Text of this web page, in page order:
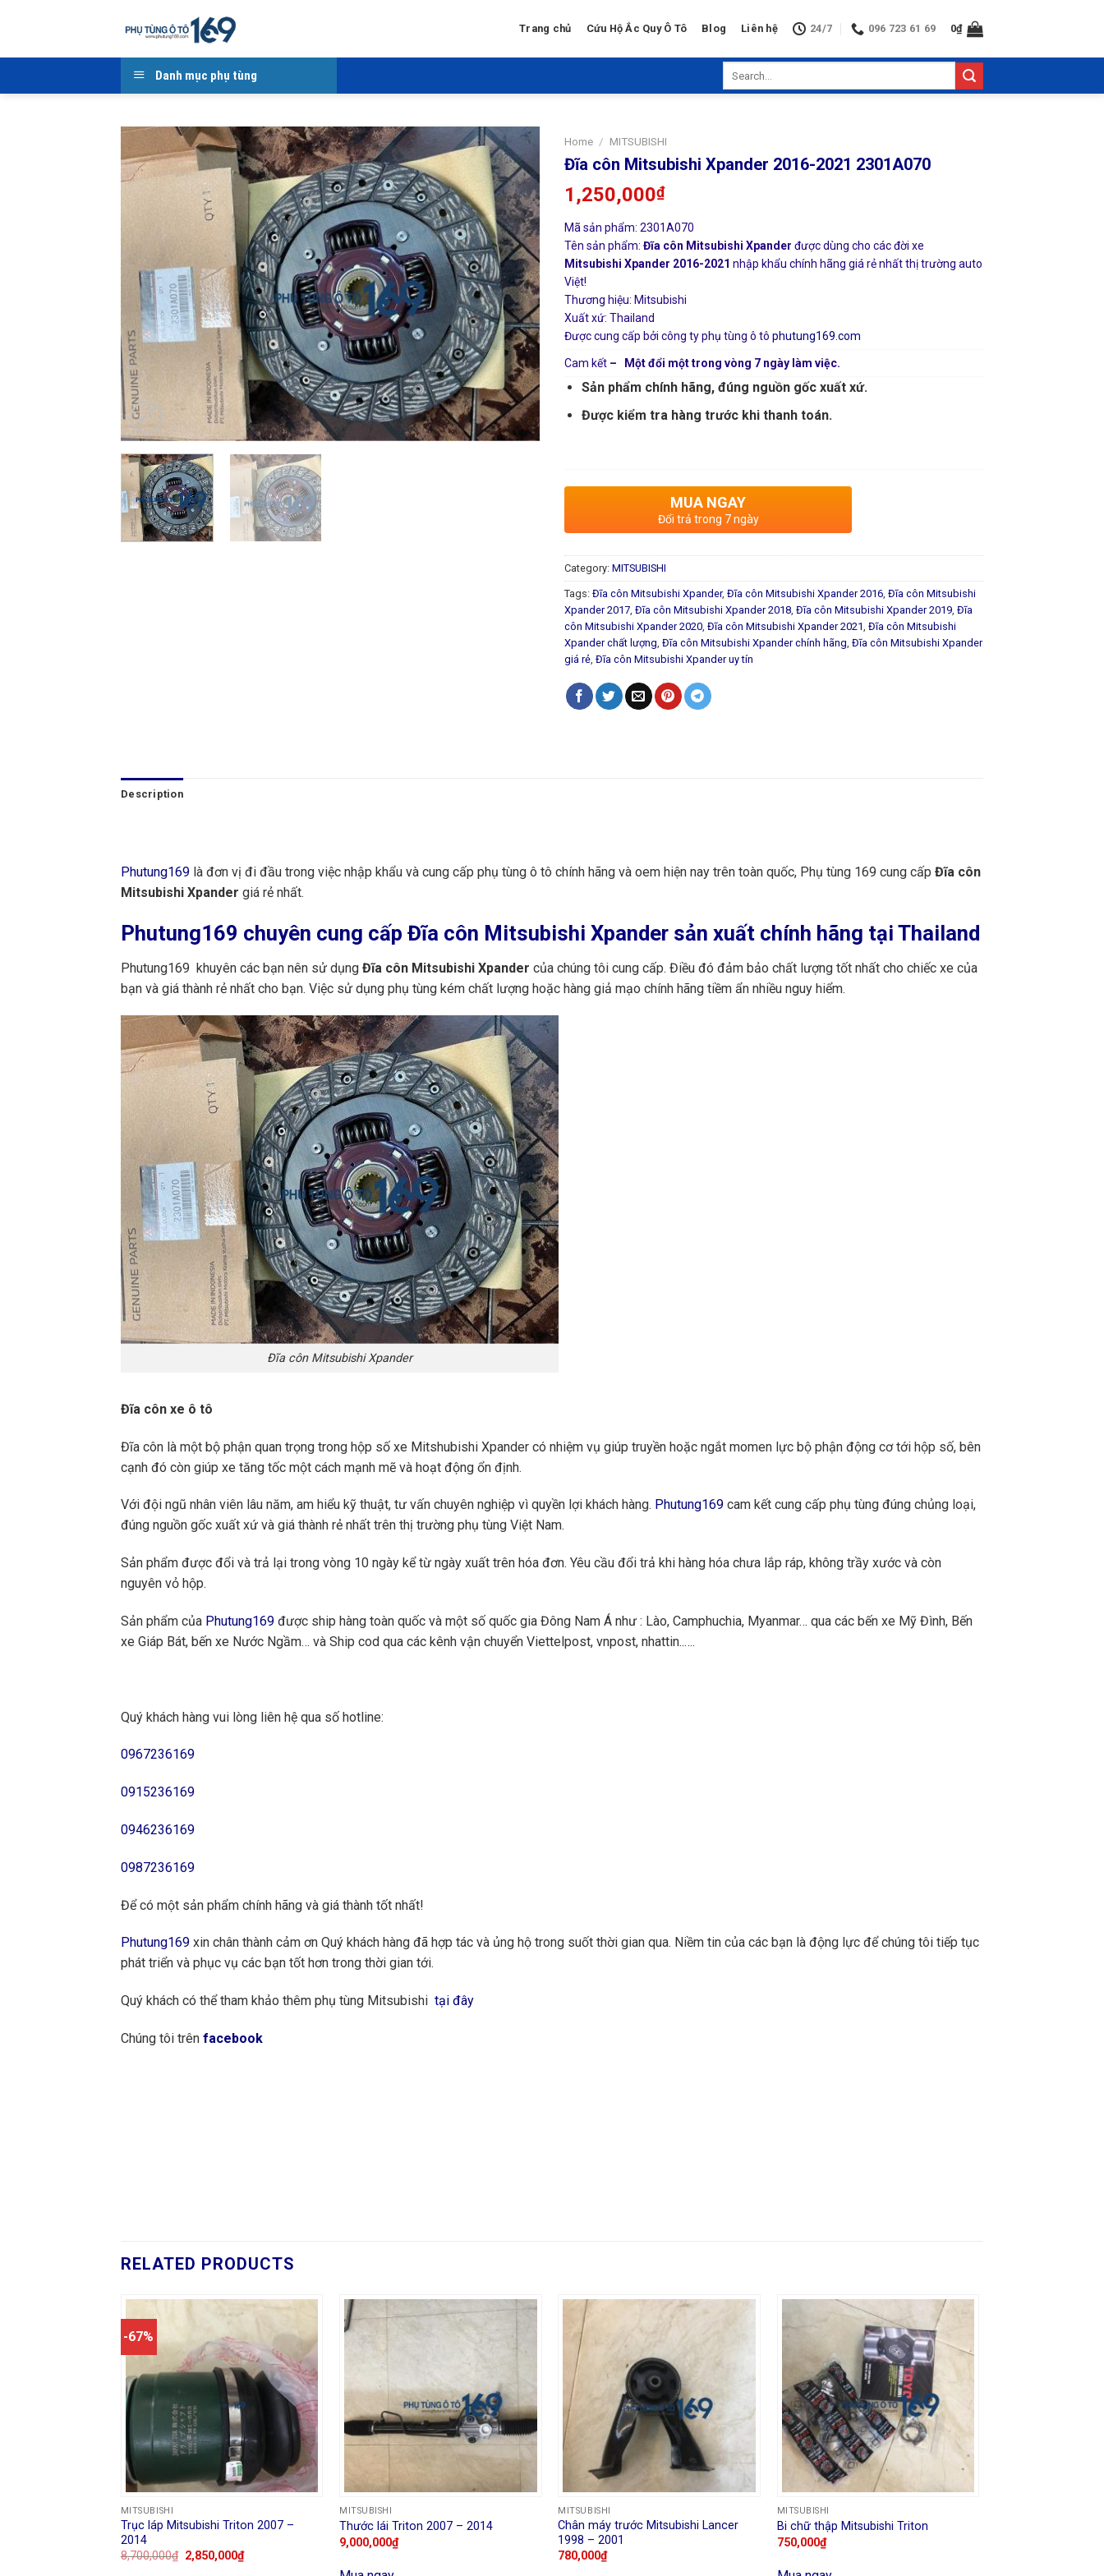
Trang chủ Cứu Hộ Ắc Quy Ô Tô Blog Liên hệ 24/7 096 723 61 69 0₫
Danh mục phụ tùng
Home / MITSUBISHI
Đĩa côn Mitsubishi Xpander 2016-2021 2301A070
1,250,000₫
Mã sản phẩm: 2301A070
Tên sản phẩm: Đĩa côn Mitsubishi Xpander được dùng cho các đời xe
Mitsubishi Xpander 2016-2021 nhập khẩu chính hãng giá rẻ nhất thị trường auto
Việt!
Thương hiệu: Mitsubishi
Xuất xứ: Thailand
Được cung cấp bởi công ty phụ tùng ô tô phutung169.com
Cam kết – Một đổi một trong vòng 7 ngày làm việc.
Sản phẩm chính hãng, đúng nguồn gốc xuất xứ.
Được kiểm tra hàng trước khi thanh toán.
MUA NGAY
Đổi trả trong 7 ngày
Category: MITSUBISHI
Tags: Đĩa côn Mitsubishi Xpander, Đĩa côn Mitsubishi Xpander 2016, Đĩa côn Mitsubishi
Xpander 2017, Đĩa côn Mitsubishi Xpander 2018, Đĩa côn Mitsubishi Xpander 2019, Đĩa
côn Mitsubishi Xpander 2020, Đĩa côn Mitsubishi Xpander 2021, Đĩa côn Mitsubishi
Xpander chất lượng, Đĩa côn Mitsubishi Xpander chính hãng, Đĩa côn Mitsubishi Xpander
giá rẻ, Đĩa côn Mitsubishi Xpander uy tín
Description
Phutung169 là đơn vị đi đầu trong việc nhập khẩu và cung cấp phụ tùng ô tô chính hãng và oem hiện nay trên toàn quốc, Phụ tùng 169 cung cấp Đĩa côn
Mitsubishi Xpander giá rẻ nhất.
Phutung169 chuyên cung cấp Đĩa côn Mitsubishi Xpander sản xuất chính hãng tại Thailand
Phutung169 khuyên các bạn nên sử dụng Đĩa côn Mitsubishi Xpander của chúng tôi cung cấp. Điều đó đảm bảo chất lượng tốt nhất cho chiếc xe của
bạn và giá thành rẻ nhất cho bạn. Việc sử dụng phụ tùng kém chất lượng hoặc hàng giả mạo chính hãng tiềm ẩn nhiều nguy hiểm.
Đĩa côn Mitsubishi Xpander
Đĩa côn xe ô tô
Đĩa côn là một bộ phận quan trọng trong hộp số xe Mitshubishi Xpander có nhiệm vụ giúp truyền hoặc ngắt momen lực bộ phận động cơ tới hộp số, bên
cạnh đó còn giúp xe tăng tốc một cách mạnh mẽ và hoạt động ổn định.
Với đội ngũ nhân viên lâu năm, am hiểu kỹ thuật, tư vấn chuyên nghiệp vì quyền lợi khách hàng. Phutung169 cam kết cung cấp phụ tùng đúng chủng loại,
đúng nguồn gốc xuất xứ và giá thành rẻ nhất trên thị trường phụ tùng Việt Nam.
Sản phẩm được đổi và trả lại trong vòng 10 ngày kể từ ngày xuất trên hóa đơn. Yêu cầu đổi trả khi hàng hóa chưa lắp ráp, không trầy xước và còn
nguyên vỏ hộp.
Sản phẩm của Phutung169 được ship hàng toàn quốc và một số quốc gia Đông Nam Á như : Lào, Camphuchia, Myanmar… qua các bến xe Mỹ Đình, Bến
xe Giáp Bát, bến xe Nước Ngầm… và Ship cod qua các kênh vận chuyển Viettelpost, vnpost, nhattin..….
Quý khách hàng vui lòng liên hệ qua số hotline:
0967236169
0915236169
0946236169
0987236169
Để có một sản phẩm chính hãng và giá thành tốt nhất!
Phutung169 xin chân thành cảm ơn Quý khách hàng đã hợp tác và ủng hộ trong suốt thời gian qua. Niềm tin của các bạn là động lực để chúng tôi tiếp tục
phát triển và phục vụ các bạn tốt hơn trong thời gian tới.
Quý khách có thể tham khảo thêm phụ tùng Mitsubishi tại đây
Chúng tôi trên facebook
RELATED PRODUCTS
-67%
MITSUBISHI
Trục láp Mitsubishi Triton 2007 –
2014
8,700,000₫ 2,850,000₫
MITSUBISHI
Thước lái Triton 2007 – 2014
9,000,000₫
MITSUBISHI
Chân máy trước Mitsubishi Lancer
1998 – 2001
780,000₫
MITSUBISHI
Bi chữ thập Mitsubishi Triton
750,000₫